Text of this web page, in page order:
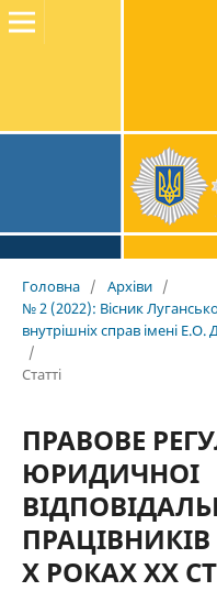
Головна / Архіви /
№ 2 (2022): Вісник
внутрішніх справ імені Е.О.
/
Статті
ПРАВОВЕ
ЮРИДИЧНОІ
ПРАЦІВНИКІВ
Х РОКАХ ХХ